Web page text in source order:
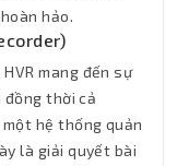
hảo.
mang đến sự
thời cả
hệ thống quản
là giải quyết bài